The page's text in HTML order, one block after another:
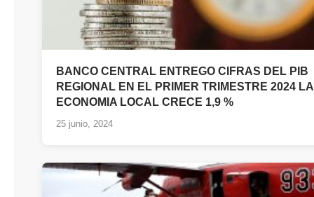
BANCO CENTRAL ENTREGO CIFRAS DEL PIB
REGIONAL EN EL PRIMER TRIMESTRE 2024 LA
ECONOMIA LOCAL CRECE 1,9 %
25 junio, 2024